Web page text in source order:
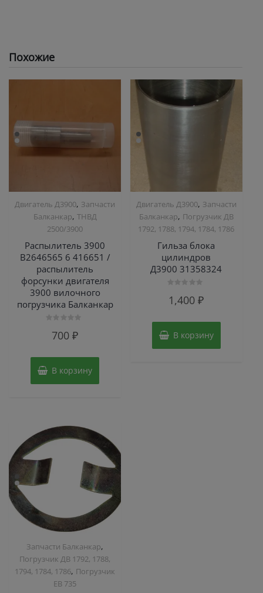
Похожие
Двигатель Д3900, Запчасти
Балканкар, ТНВД
2500/3900
Распылитель 3900
B2646565 6 416651 /
распылитель
форсунки двигателя
3900 вилочного
погрузчика Балканкар
700₽
В корзину
Двигатель Д3900, Запчасти
Балканкар, Погрузчик ДВ
1792, 1788, 1794, 1784, 1786
Гильза блока
цилиндров
Д3900 31358324
0
из
1,400₽
В корзину
Запчасти Балканкар,
Погрузчик ДВ 1792, 1788,
1794, 1784, 1786, Погрузчик
ЕВ 735